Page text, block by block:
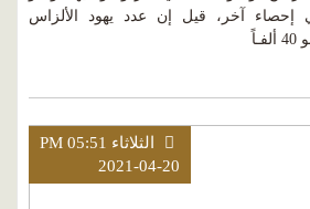
إحصاء آخر، قيل إن عدد يهود الألزاس
الثلاثاء PM 05:51
2021-04-20